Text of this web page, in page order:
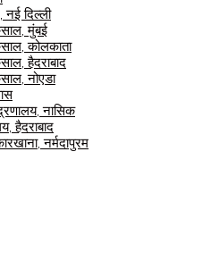
दिल्ली
मुंबई
कोलकाता
हैदराबाद
नोएडा
नासिक
हैदराबाद
नर्मदापुरम